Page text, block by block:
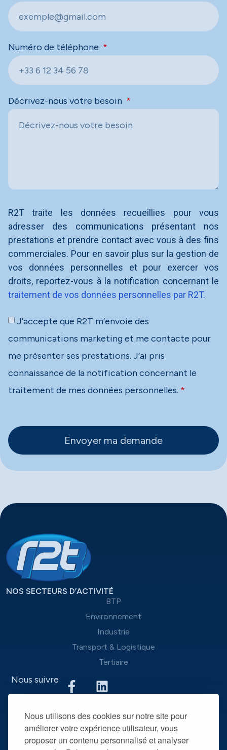
Nous utilisons des cookies sur notre site pour
améliorer votre expérience utilisateur, vous
proposer un contenu personnalisé et analyser
Numéro de téléphone
Décrivez-nous votre besoin
R2T traite les données recueillies pour vous
adresser des communications présentant nos
prestations et prendre contact avec vous à des fins
commerciales. Pour en savoir plus sur la gestion de
vos données personnelles et pour exercer vos
droits, reportez-vous à la notification concernant le
traitement de vos données personnelles par R2T.
J'accepte que R2T m’envoie des
communications marketing et me contacte pour
me présenter ses prestations. J’ai pris
connaissance de la notification concernant le
traitement de mes données personnelles.​ *
Envoyer ma demande
NOS SECTEURS D’ACTIVITÉ
BTP
Environnement
Industrie
Transport & Logistique
Tertiaire
Nous suivre
accompagnons une équipe d’experts du recrutement et
des outils performants, afin de mieux répondre à leurs
spécificités et leurs attentes. La mise à disposition de